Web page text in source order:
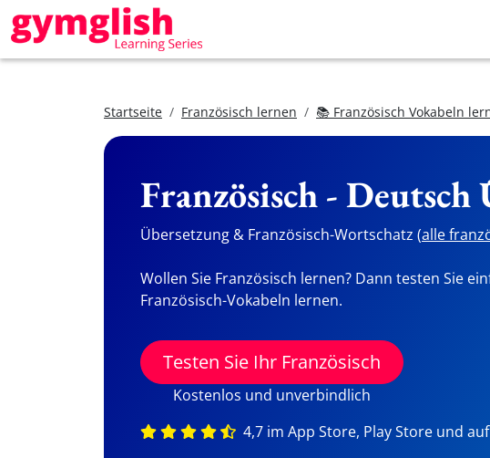
Startseite Französisch lernen 📚 Französisch Vokabeln
Französisch - Deutsch
Übersetzung & Französisch-Wortschatz (alle
Wollen Sie Französisch lernen? Dann testen Sie
Französisch-Vokabeln lernen.
Testen Sie Ihr Französisch
Kostenlos und unverbindlich
4,7 im App Store, Play Store und